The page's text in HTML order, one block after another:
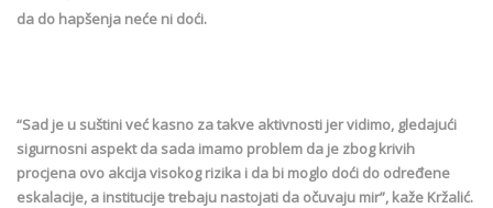
da do hapšenja neće ni doći.
“Sad je u suštini već kasno za takve aktivnosti jer vidimo, gledajući
sigurnosni aspekt da sada imamo problem da je zbog krivih
procjena ovo akcija visokog rizika i da bi moglo doći do određene
eskalacije, a institucije trebaju nastojati da očuvaju mir”, kaže Kržalić.